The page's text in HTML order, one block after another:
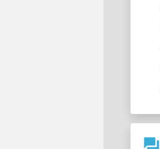
question_answer